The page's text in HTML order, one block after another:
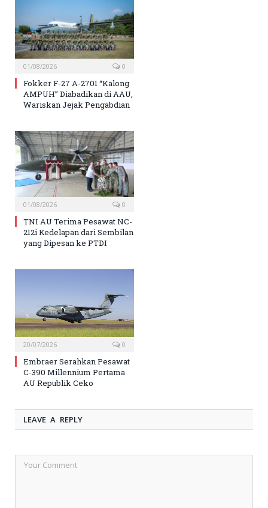
01/08/2026 0
Fokker F-27 A-2701 “Kalong
AMPUH” Diabadikan di AAU,
Wariskan Jejak Pengabdian
01/08/2026 0
TNI AU Terima Pesawat NC-
212i Kedelapan dari Sembilan
yang Dipesan ke PTDI
20/07/2026 0
Embraer Serahkan Pesawat
C-390 Millennium Pertama
AU Republik Ceko
LEAVE A REPLY